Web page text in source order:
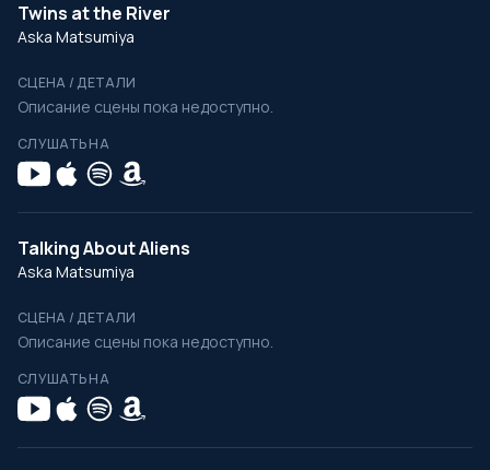
Twins at the River
Aska Matsumiya
СЦЕНА / ДЕТАЛИ
Описание сцены пока недоступно.
СЛУШАТЬ НА
Talking About Aliens
Aska Matsumiya
СЦЕНА / ДЕТАЛИ
Описание сцены пока недоступно.
СЛУШАТЬ НА